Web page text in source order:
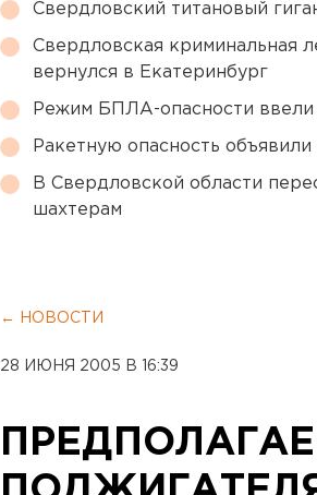
Свердловский титановый
Свердловская криминальная
вернулся в Екатеринбург
Режим БПЛА-опасности
Ракетную опасность
В Свердловской области
шахтерам
← НОВОСТИ
28 ИЮНЯ 2005 В 16:39